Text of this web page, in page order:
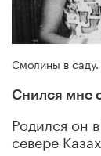
Смолины в
Снился мне
Родился он
севере